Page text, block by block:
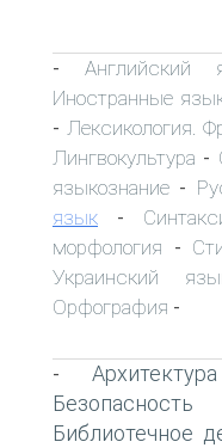
- Английский
Иностранные
- Лексикология.
Лингвокультура -
языкознание -
язык -
морфология -
Украинский
Орфография -
-
Безопасность
Библиотечное